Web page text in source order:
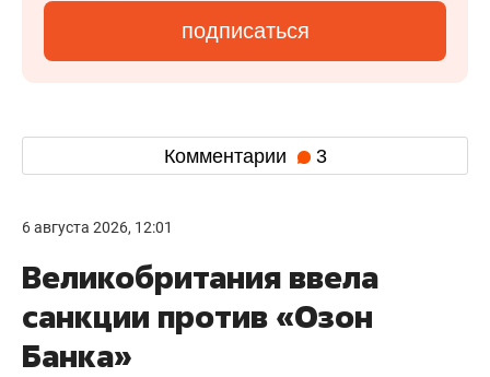
подписаться
Комментарии 3
6 августа 2026, 12:01
Великобритания ввела
санкции против «Озон
Банка»